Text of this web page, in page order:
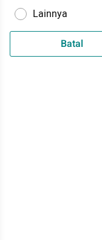
Lainnya
Batal